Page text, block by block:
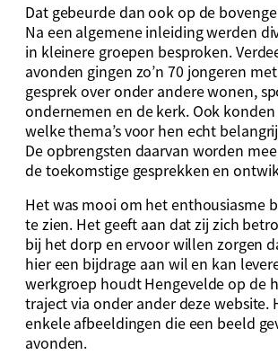
Dat gebeurde dan ook op de
Na een algemene inleiding werden
in kleinere groepen besproken.
avonden gingen zo’n 70 jongeren
gesprek over onder andere wonen,
ondernemen en de kerk. Ook konden
welke thema’s voor hen echt
De opbrengsten daarvan worden
de toekomstige gesprekken en
Het was mooi om het enthousiasme
te zien. Het geeft aan dat zij zich
bij het dorp en ervoor willen zorgen
hier een bijdrage aan wil en kan
werkgroep houdt Hengevelde op de
traject via onder ander deze website.
enkele afbeeldingen die een beeld
avonden.